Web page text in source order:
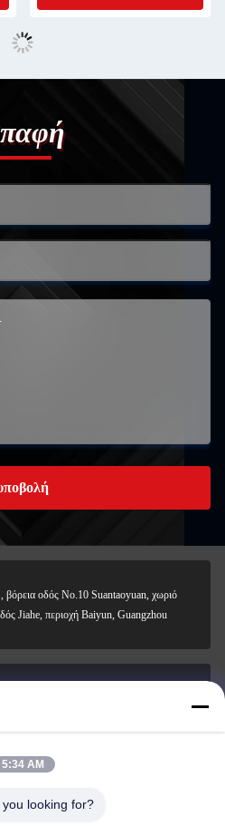
βόρεια οδός No.10 Suantaoyuan, χωριό
Jiahe, περιοχή Baiyun, Guangzhou
5:34 AM
looking for?